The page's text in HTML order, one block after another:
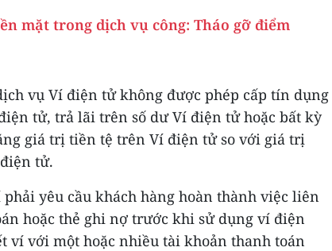
mặt trong dịch vụ công: Tháo gỡ điểm
vụ Ví điện tử không được phép cấp tín dụng
tử, trả lãi trên số dư Ví điện tử hoặc bất kỳ
giá trị tiền tệ trên Ví điện tử so với giá trị
tử.
yêu cầu khách hàng hoàn thành việc liên
hoặc thẻ ghi nợ trước khi sử dụng ví điện
ví với một hoặc nhiều tài khoản thanh toán